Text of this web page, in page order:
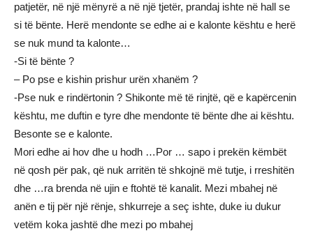
patjetër, në një mënyrë a në një tjetër, prandaj ishte në hall se
si të bënte. Herë mendonte se edhe ai e kalonte kështu e herë
se nuk mund ta kalonte…
-Si të bënte ?
– Po pse e kishin prishur urën xhanëm ?
-Pse nuk e rindërtonin ? Shikonte më të rinjtë, që e kapërcenin
kështu, me duftin e tyre dhe mendonte të bënte dhe ai kështu.
Besonte se e kalonte.
Mori edhe ai hov dhe u hodh …Por … sapo i prekën këmbët
në qosh për pak, që nuk arritën të shkojnë më tutje, i rreshitën
dhe …ra brenda në ujin e ftohtë të kanalit. Mezi mbahej në
anën e tij për një rënje, shkurreje a seç ishte, duke iu dukur
vetëm koka jashtë dhe mezi po mbahej